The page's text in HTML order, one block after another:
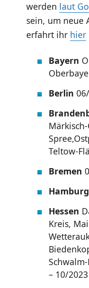
werden laut
sein, um neue
erfahrt ihr hier
Bayern
Berlin
Teltow-
Bremen
Hamburg
Hessen
Kreis,
– 10/2023